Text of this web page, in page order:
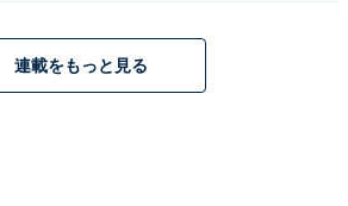
連載をもっと見る